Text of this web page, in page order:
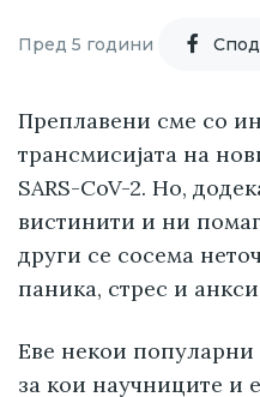
Пред 5 години
Преплавени сме со
трансмисијата на
SARS-CoV-2. Но,
вистинити и ни
други се сосема
паника, стрес и
Еве некои популарни
за кои научниците и